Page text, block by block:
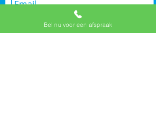
Bel nu voor een afspraak